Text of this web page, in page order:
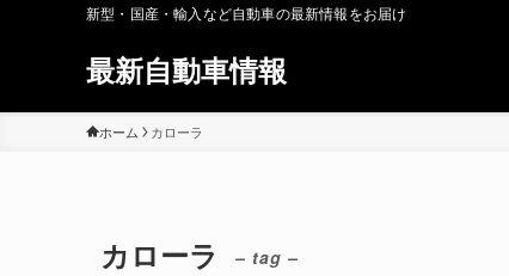
新型・国産・輸入など自動車の最新情報をお届け
最新自動車情報
ホーム カローラ
カローラ – tag –